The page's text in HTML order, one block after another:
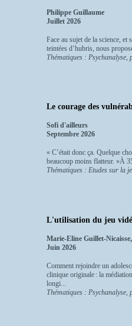
Philippe Guillaume
Juillet 2026
Face au sujet de la science, et
teintées d’hubris, nous
Thématiques : Psychanalyse,
Le courage des
Sofi d'ailleurs
Septembre 2026
« C’était donc ça. Quelque
beaucoup moins flatteur. »À
Thématiques : Etudes sur la
L'utilisation du jeu
Marie-Eline Guillet-
Juin 2026
Comment rejoindre un
clinique originale : la
longi...
Thématiques : Psychanalyse,